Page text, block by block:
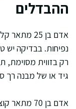
ההבדלים
אדם בן 25
נפיחות. בבדיקה יש
רק בזווית מסוימת,
גיד או של מבנה רך
אדם בן 70